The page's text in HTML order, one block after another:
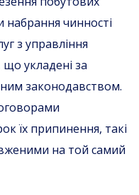
набрання чинності
з управління
укладені за
законодавством.
їх припинення, такі
на той самий